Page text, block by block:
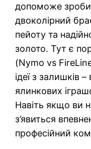
допоможе
двоколірний
пейоту та
золото. Тут є
(Nymo vs
ідеї з залишків
ялинкових
Навіть якщо ви
з’явиться
професійний